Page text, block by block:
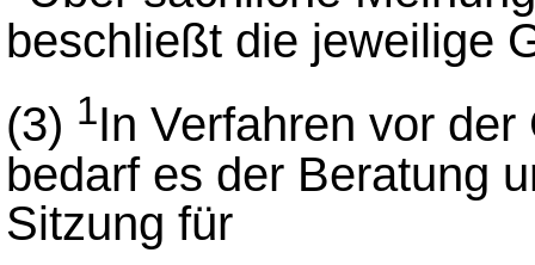
beschließt die jeweilige
(3) 1In Verfahren vor
bedarf es der Beratung
Sitzung für